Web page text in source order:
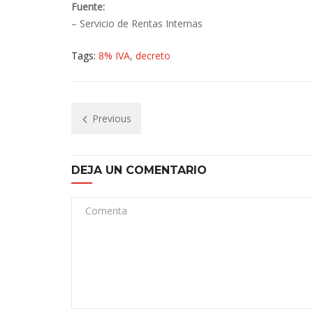
Fuente:
– Servicio de Rentas Internas
Tags: 8% IVA, decreto
Previous
DEJA UN COMENTARIO
Comenta